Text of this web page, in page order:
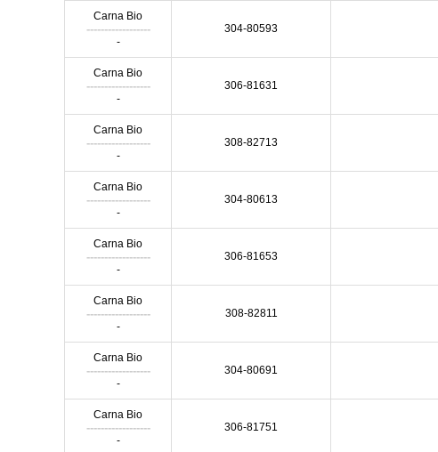
Carna Bio
------------------
-
304-80593
Carna Bio
------------------
-
306-81631
Carna Bio
------------------
-
308-82713
Carna Bio
------------------
-
304-80613
Carna Bio
------------------
-
306-81653
Carna Bio
------------------
-
308-82811
Carna Bio
------------------
-
304-80691
Carna Bio
------------------
-
306-81751